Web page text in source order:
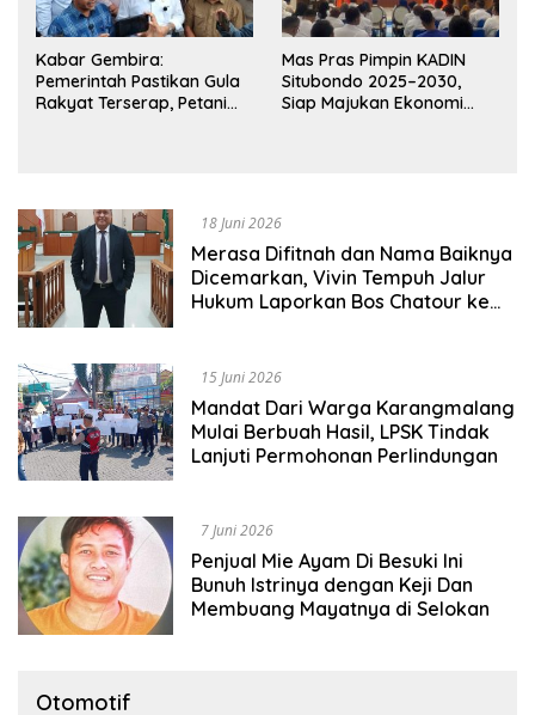
Kabar Gembira:
Pemerintah Pastikan Gula
Rakyat Terserap, Petani
Mas Pras Pimpin KADIN
Situbondo 2025–2030,
Siap Majukan Ekonomi
18 Juni 2026
Merasa Difitnah dan Nama Baiknya
Dicemarkan, Vivin Tempuh Jalur
Hukum Laporkan Bos Chatour ke
15 Juni 2026
Mandat Dari Warga Karangmalang
Mulai Berbuah Hasil, LPSK Tindak
Lanjuti Permohonan Perlindungan
7 Juni 2026
Penjual Mie Ayam Di Besuki Ini
Bunuh Istrinya dengan Keji Dan
Membuang Mayatnya di Selokan
Otomotif